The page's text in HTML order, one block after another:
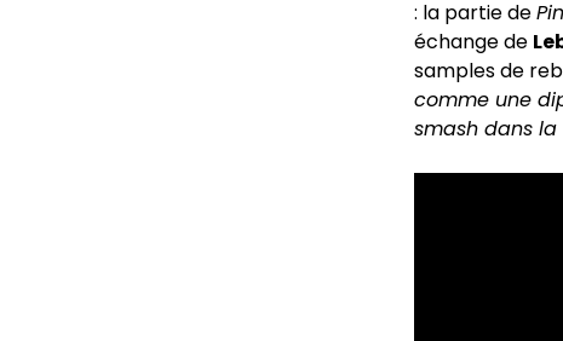
: la partie de
échange de
samples de
comme une
smash dans la